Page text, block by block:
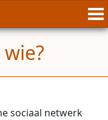
sociaal netwerk